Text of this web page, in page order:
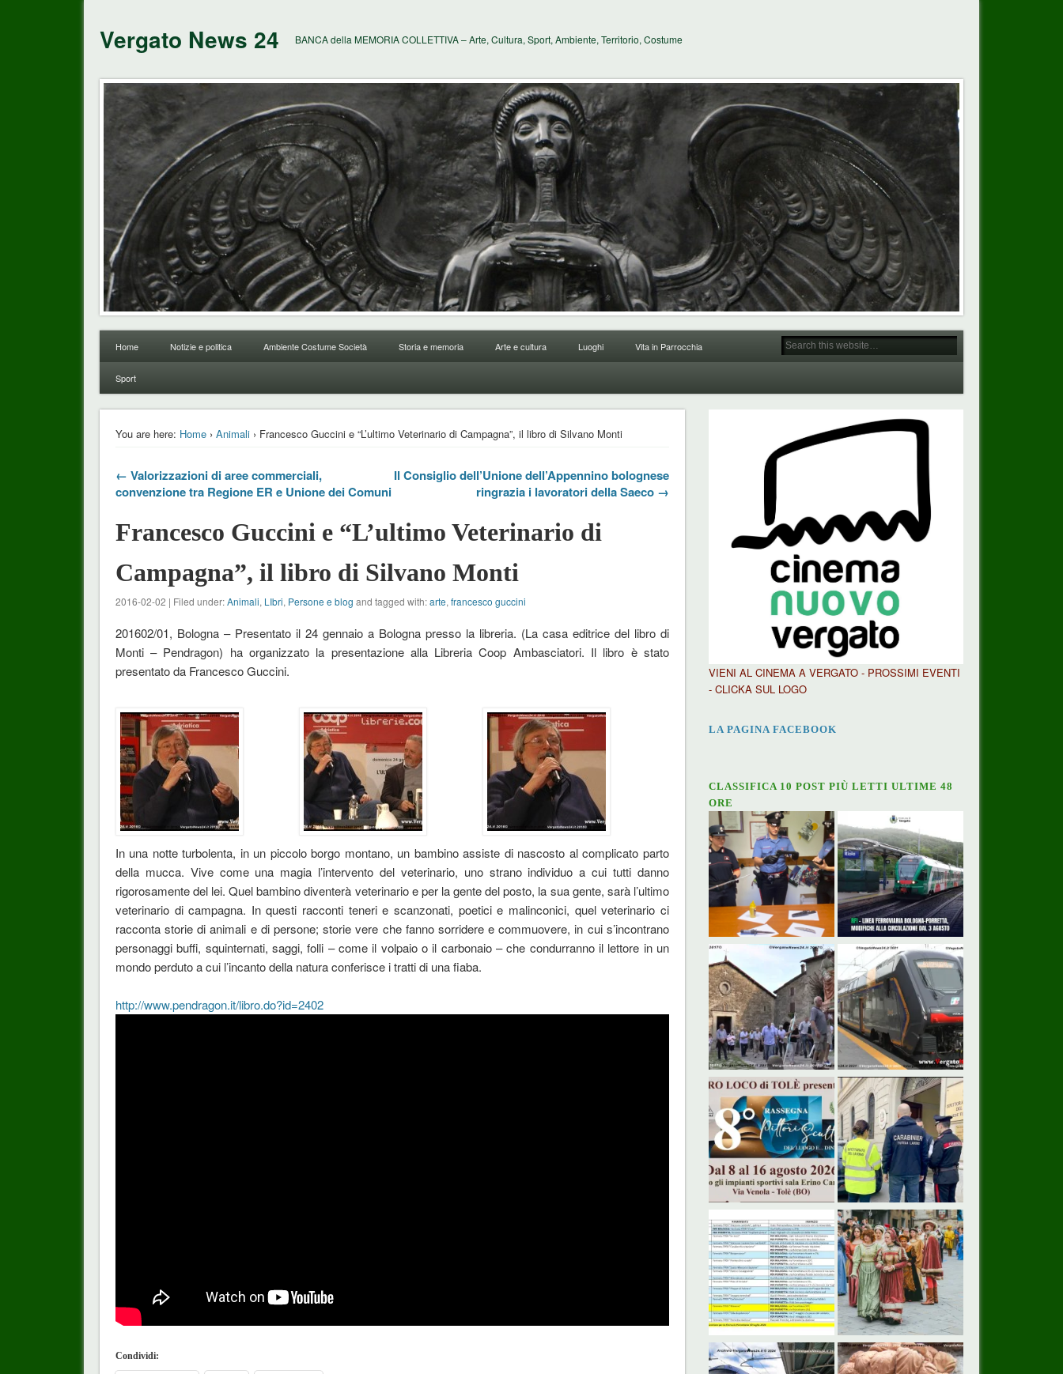
Vergato News 24 BANCA della MEMORIA COLLETTIVA – Arte, Cultura, Sport, Ambiente, Territorio, Costume
Home Notizie e politica Ambiente Costume Società Storia e memoria Arte e cultura Luoghi Vita in Parrocchia
Sport
You are here: Home› Animali› Francesco Guccini e “L’ultimo Veterinario di Campagna”, il libro di Silvano Monti
← Valorizzazioni di aree commerciali,
convenzione tra Regione ER e Unione dei Comuni
Il Consiglio dell’Unione dell’Appennino bolognese
ringrazia i lavoratori della Saeco →
Francesco Guccini e “L’ultimo Veterinario di
Campagna”, il libro di Silvano Monti
2016-02-02 | Filed under:Animali, LIbri, Persone e blog and tagged with:arte, francesco guccini
201602/01, Bologna – Presentato il 24 gennaio a Bologna presso la libreria. (La casa editrice del libro di
Monti – Pendragon) ha organizzato la presentazione alla Libreria Coop Ambasciatori. Il libro è stato
presentato da Francesco Guccini.
In una notte turbolenta, in un piccolo borgo montano, un bambino assiste di nascosto al complicato parto
della mucca. Vive come una magia l’intervento del veterinario, uno strano individuo a cui tutti danno
rigorosamente del lei. Quel bambino diventerà veterinario e per la gente del posto, la sua gente, sarà l’ultimo
veterinario di campagna. In questi racconti teneri e scanzonati, poetici e malinconici, quel veterinario ci
racconta storie di animali e di persone; storie vere che fanno sorridere e commuovere, in cui s’incontrano
personaggi buffi, squinternati, saggi, folli – come il volpaio o il carbonaio – che condurranno il lettore in un
mondo perduto a cui l’incanto della natura conferisce i tratti di una fiaba.
http://www.pendragon.it/libro.do?id=2402
Condividi:
VIENI AL CINEMA A VERGATO - PROSSIMI EVENTI
- CLICKA SUL LOGO
LA PAGINA FACEBOOK
CLASSIFICA 10 POST PIÙ LETTI ULTIME 48
ORE